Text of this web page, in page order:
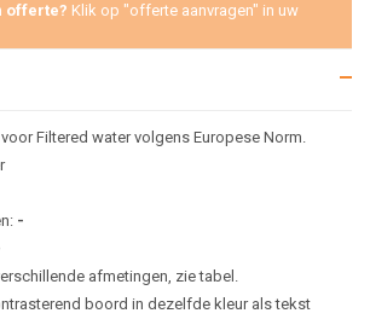
offerte? Klik op "offerte aanvragen" in uw
Filtered water volgens Europese Norm.
-
afmetingen, zie tabel.
boord in dezelfde kleur als tekst